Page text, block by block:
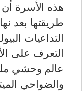
هذه الأسرة
طريقتها بعد
التداعيات
التعرف على
عالم وحشي
والضواحي